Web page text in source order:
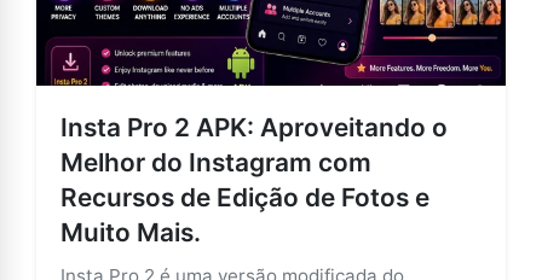
Insta Pro 2 APK: Aproveitando o
Melhor do Instagram com
Recursos de Edição de Fotos e
Muito Mais.